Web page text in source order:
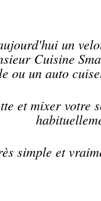
un
Cuisine
ou un auto
et mixer votre
simple et